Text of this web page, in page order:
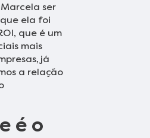
ser
ela foi
que é um
mais
já
a relação
é o